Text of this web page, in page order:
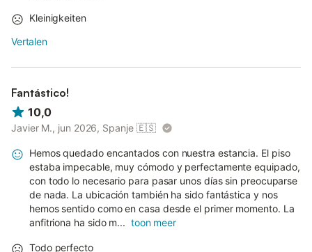
Kleinigkeiten
Vertalen
Fantástico!
10,0
Javier M., jun 2026, Spanje 🇪🇸
Hemos quedado encantados con nuestra estancia. El piso
estaba impecable, muy cómodo y perfectamente equipado,
con todo lo necesario para pasar unos días sin preocuparse
de nada. La ubicación también ha sido fantástica y nos
hemos sentido como en casa desde el primer momento. La
anfitriona ha sido m... toon meer
Todo perfecto